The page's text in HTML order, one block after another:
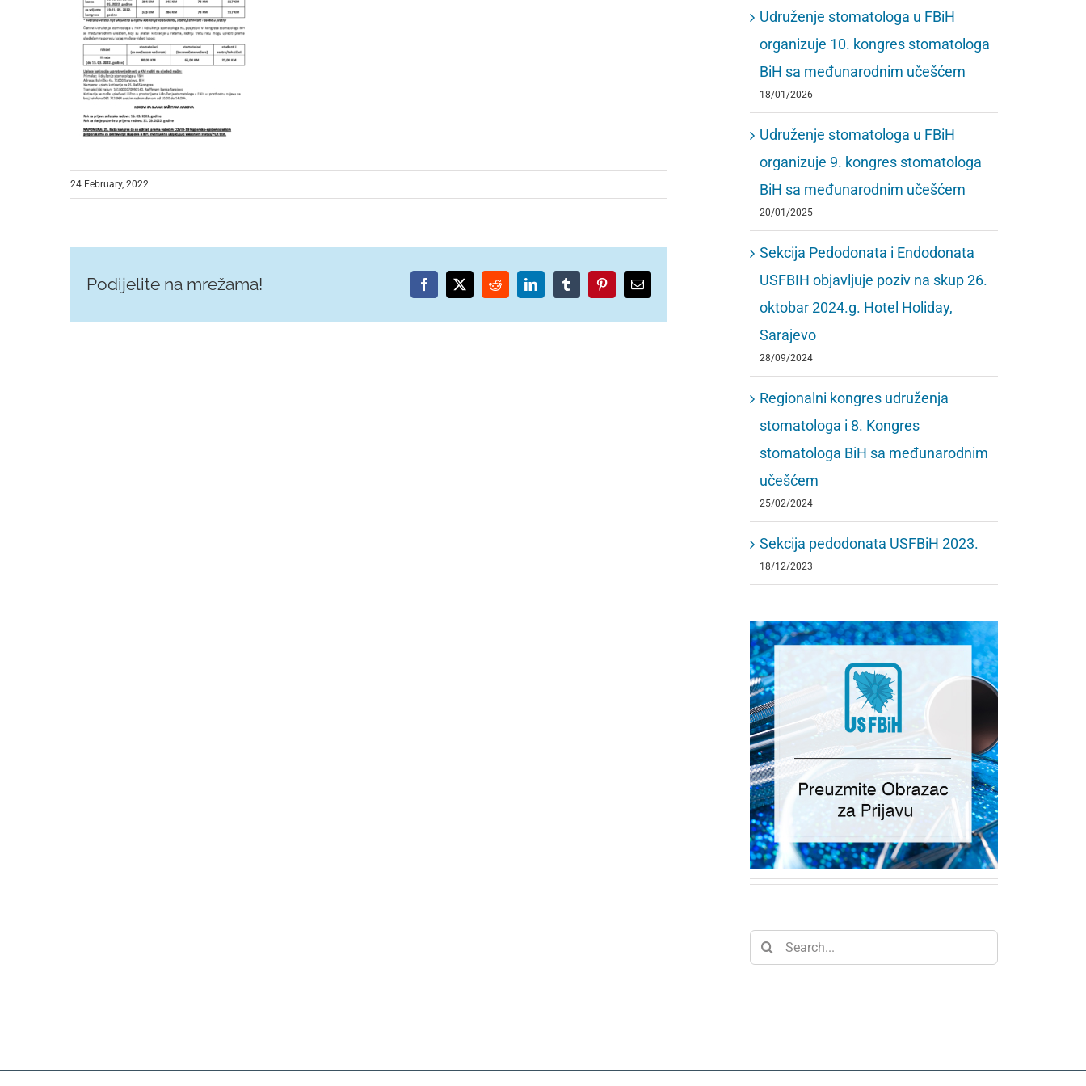
24 February, 2022
Podijelite na mrežama! Facebook
X RedditLinkedInTumblrPinterestEmail
Udruženje stomatologa u FBiH
organizuje 10. kongres stomatologa
BiH sa međunarodnim učešćem
18/01/2026
Udruženje stomatologa u FBiH
organizuje 9. kongres stomatologa
BiH sa međunarodnim učešćem
20/01/2025
Sekcija Pedodonata i Endodonata
USFBIH objavljuje poziv na skup 26.
oktobar 2024.g. Hotel Holiday,
Sarajevo
28/09/2024
Regionalni kongres udruženja
stomatologa i 8. Kongres
stomatologa BiH sa međunarodnim
učešćem
25/02/2024
Sekcija pedodonata USFBiH 2023.
18/12/2023
Search
for: